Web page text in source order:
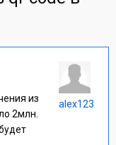
из
2млн.
alex123